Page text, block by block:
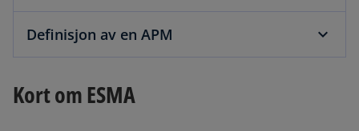
Definisjon av en APM
Kort om ESMA